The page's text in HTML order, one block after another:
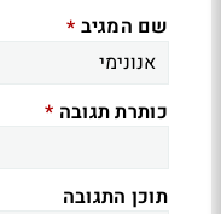
שם המגיב *
כותרת תגובה *
תוכן התגובה